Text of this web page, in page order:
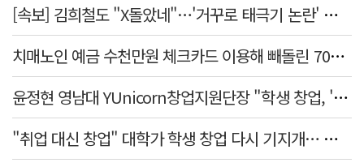
[속보] 김희철도 "X돌았네"…'거꾸로 태극기 논란' 인천시 현수막, 이틀 만에 철거
치매노인 예금 수천만원 체크카드 이용해 빼돌린 70대 간병인, 집행유예
윤정현 영남대 YUnicorn창업지원단장 "학생 창업, '팀 빌딩'이 제일 중요"
"취업 대신 창업" 대학가 학생 창업 다시 기지개… 창업자·기업·매출 동반 성장